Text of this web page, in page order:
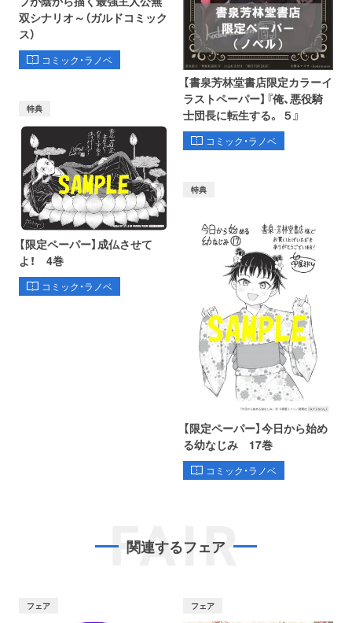
双シナリオ～（ガルドコミック
ス）
コミック・ラノベ
【書泉芳林堂書店限定カラーイ
ラストペーパー】『俺、悪役騎
士団長に転生する。 ５』
コミック・ラノベ
特典
【限定ペーパー】成仏させて
よ！ 4巻
コミック・ラノベ
特典
【限定ペーパー】今日から始め
る幼なじみ 17巻
コミック・ラノベ
FAIR
関連するフェア
フェア フェア